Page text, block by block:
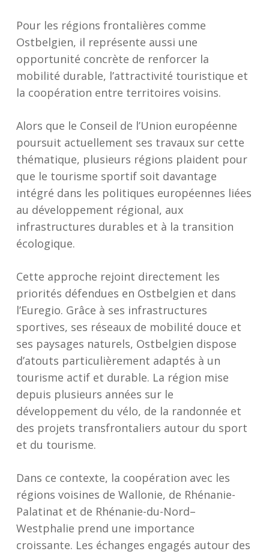
Pour les régions frontalières comme
Ostbelgien, il représente aussi une
opportunité concrète de renforcer la
mobilité durable, l’attractivité touristique et
la coopération entre territoires voisins.
Alors que le Conseil de l’Union européenne
poursuit actuellement ses travaux sur cette
thématique, plusieurs régions plaident pour
que le tourisme sportif soit davantage
intégré dans les politiques européennes liées
au développement régional, aux
infrastructures durables et à la transition
écologique.
Cette approche rejoint directement les
priorités défendues en Ostbelgien et dans
l’Euregio. Grâce à ses infrastructures
sportives, ses réseaux de mobilité douce et
ses paysages naturels, Ostbelgien dispose
d’atouts particulièrement adaptés à un
tourisme actif et durable. La région mise
depuis plusieurs années sur le
développement du vélo, de la randonnée et
des projets transfrontaliers autour du sport
et du tourisme.
Dans ce contexte, la coopération avec les
régions voisines de Wallonie, de Rhénanie-
Palatinat et de Rhénanie-du-Nord–
Westphalie prend une importance
croissante. Les échanges engagés autour des